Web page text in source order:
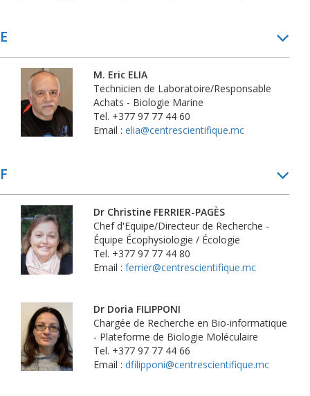
E
M. Eric ELIA
Technicien de Laboratoire/Responsable
Achats - Biologie Marine
Tel. +377 97 77 44 60
Email : elia@centrescientifique.mc
F
Dr Christine FERRIER-PAGÈS
Chef d'Equipe/Directeur de Recherche -
Équipe Écophysiologie / Écologie
Tel. +377 97 77 44 80
Email : ferrier@centrescientifique.mc
Dr Doria FILIPPONI
Chargée de Recherche en Bio-informatique
- Plateforme de Biologie Moléculaire
Tel. +377 97 77 44 66
Email : dfilipponi@centrescientifique.mc